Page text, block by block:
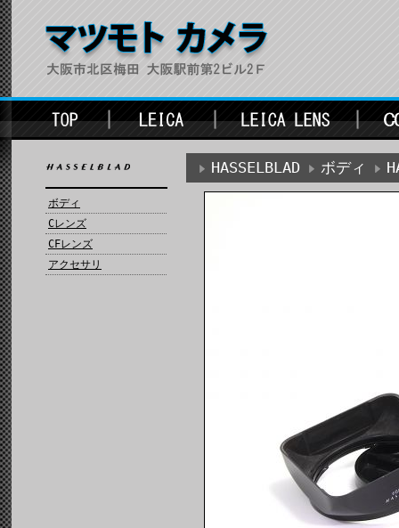
ボディ
Cレンズ
CFレンズ
アクセサリ
HASSELBLAD ボディ